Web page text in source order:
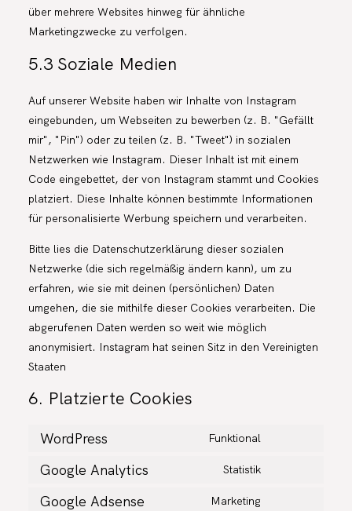
über mehrere Websites hinweg für ähnliche
Marketingzwecke zu verfolgen.
5.3 Soziale Medien
Auf unserer Website haben wir Inhalte von Instagram
eingebunden, um Webseiten zu bewerben (z. B. "Gefällt
mir", "Pin") oder zu teilen (z. B. "Tweet") in sozialen
Netzwerken wie Instagram. Dieser Inhalt ist mit einem
Code eingebettet, der von Instagram stammt und Cookies
platziert. Diese Inhalte können bestimmte Informationen
für personalisierte Werbung speichern und verarbeiten.
Bitte lies die Datenschutzerklärung dieser sozialen
Netzwerke (die sich regelmäßig ändern kann), um zu
erfahren, wie sie mit deinen (persönlichen) Daten
umgehen, die sie mithilfe dieser Cookies verarbeiten. Die
abgerufenen Daten werden so weit wie möglich
anonymisiert. Instagram hat seinen Sitz in den Vereinigten
Staaten
6. Platzierte Cookies
WordPress Funktional
Google Analytics Statistik
Google Adsense Marketing